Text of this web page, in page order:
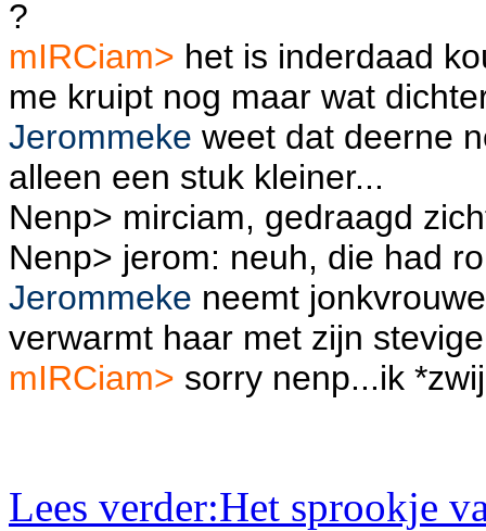
?
mIRCiam> het is inderdaad
me kruipt nog maar wat
Jerommeke weet dat deerne
alleen een stuk kleiner...
Nenp> mirciam, gedraagd
Nenp> jerom: neuh, die had
Jerommeke neemt
verwarmt haar met zijn
mIRCiam> sorry nenp...ik
Lees verder:Het sprookje